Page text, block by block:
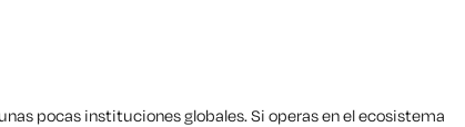
pocas instituciones globales. Si operas en el ecosistema